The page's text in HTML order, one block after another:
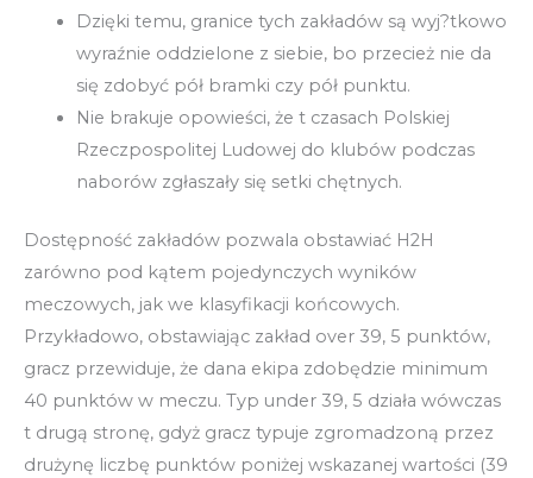
Dzięki temu, granice tych zakładów są wyj?tkowo
wyraźnie oddzielone z siebie, bo przecież nie da
się zdobyć pół bramki czy pół punktu.
Nie brakuje opowieści, że t czasach Polskiej
Rzeczpospolitej Ludowej do klubów podczas
naborów zgłaszały się setki chętnych.
Dostępność zakładów pozwala obstawiać H2H
zarówno pod kątem pojedynczych wyników
meczowych, jak we klasyfikacji końcowych.
Przykładowo, obstawiając zakład over 39, 5 punktów,
gracz przewiduje, że dana ekipa zdobędzie minimum
40 punktów w meczu. Typ under 39, 5 działa wówczas
t drugą stronę, gdyż gracz typuje zgromadzoną przez
drużynę liczbę punktów poniżej wskazanej wartości (39